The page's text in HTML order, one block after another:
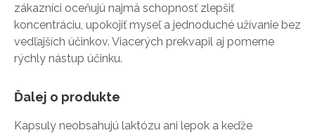
zákazníci oceňujú najmä schopnosť zlepšiť
koncentráciu, upokojiť myseľ a jednoduché užívanie bez
vedľajších účinkov. Viacerých prekvapil aj pomerne
rýchly nástup účinku.
Ďalej o produkte
Kapsuly neobsahujú laktózu ani lepok a keďže